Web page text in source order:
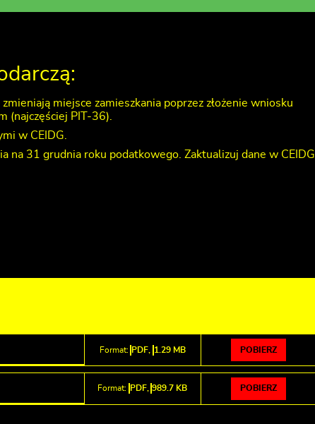
miejsce zamieszkania poprzez złożenie wniosku
(najczęściej PIT-36).
w CEIDG.
na 31 grudnia roku podatkowego. Zaktualizuj dane w CEIDG
Format: PDF, 1.29 MB POBIERZ
Format: PDF, 989.7 KB POBIERZ